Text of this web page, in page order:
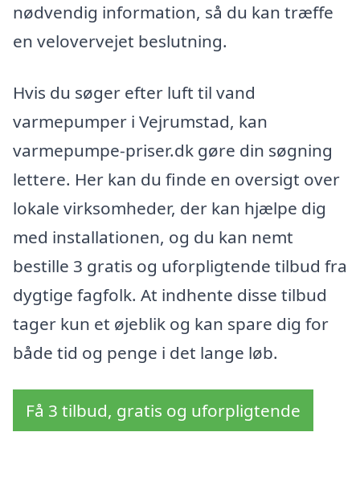
nødvendig information, så du kan træffe
en velovervejet beslutning.
Hvis du søger efter luft til vand
varmepumper i Vejrumstad, kan
varmepumpe-priser.dk gøre din søgning
lettere. Her kan du finde en oversigt over
lokale virksomheder, der kan hjælpe dig
med installationen, og du kan nemt
bestille 3 gratis og uforpligtende tilbud fra
dygtige fagfolk. At indhente disse tilbud
tager kun et øjeblik og kan spare dig for
både tid og penge i det lange løb.
Få 3 tilbud, gratis og uforpligtende